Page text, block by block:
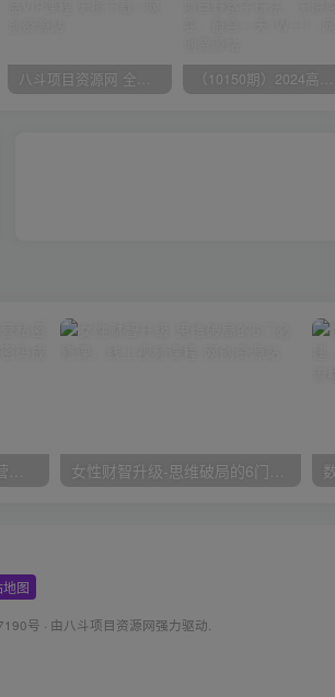
地图
号 · 由八斗项目资源网强力驱动.